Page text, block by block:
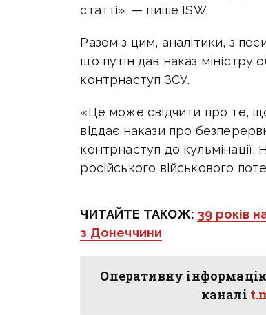
статті», — пише ISW.
Разом з цим, аналітики, з
що путін дав наказ
контрнаступ ЗСУ.
«Це може свідчити про те,
віддає накази про
контрнаступ до
російського військового
ЧИТАЙТЕ ТАКОЖ: 39 років
з Донеччини
Оперативну
каналі